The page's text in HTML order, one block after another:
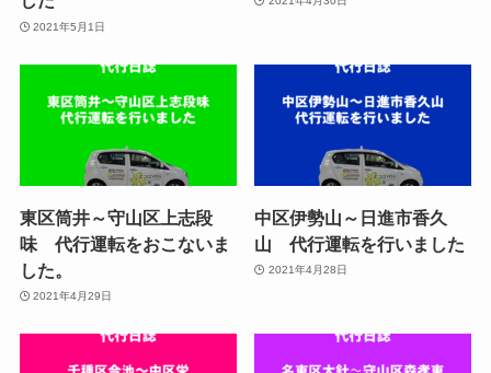
2021年5月1日
東区筒井～守山区上志段
味 代行運転をおこないま
した。
2021年4月29日
中区伊勢山～日進市香久
山 代行運転を行いました
2021年4月28日